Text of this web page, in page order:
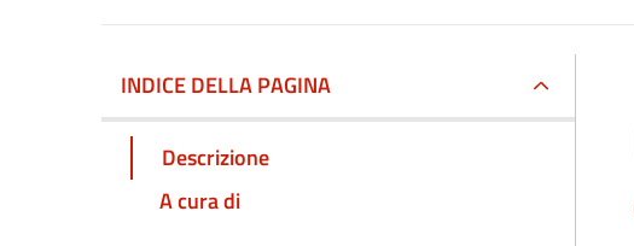
INDICE DELLA PAGINA
Descrizione
A cura di